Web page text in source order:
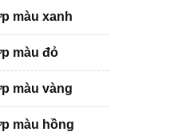
màu xanh
màu đỏ
màu vàng
màu hồng